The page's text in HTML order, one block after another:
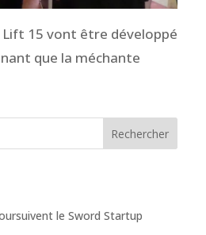
Lift 15 vont être développé
que la méchante
le Sword Startup